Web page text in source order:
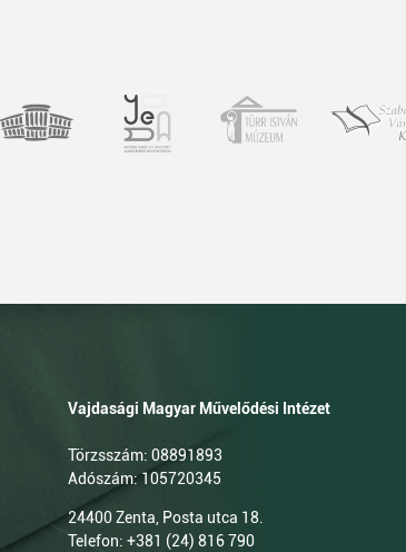
Vajdasági Magyar Művelődési Intézet
Törzsszám: 08891893
Adószám: 105720345
24400 Zenta, Posta utca 18.
Telefon: +381 (24) 816 790